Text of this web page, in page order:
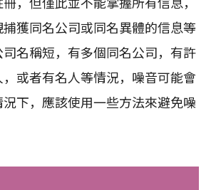
獲同名公司或同名異體的信息等
名稱短，有多個同名公司，有許
或者有名人等情況，噪音可能會
下，應該使用一些方法來避免噪